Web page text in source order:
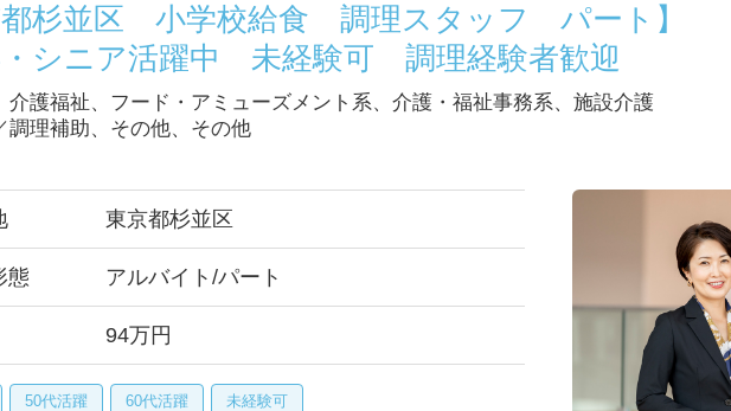
都杉並区 小学校給食 調理スタッフ パート】
・シニア活躍中 未経験可 調理経験者歓迎
介護福祉、フード・アミューズメント系、介護・福祉事務系、施設介護
調理補助、その他、その他
東京都杉並区
態 アルバイト/パート
94万円
50代活躍 60代活躍 未経験可